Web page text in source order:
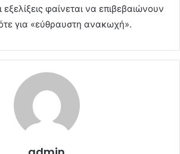
φαίνεται να επιβεβαιώνουν
για «εύθραυστη ανακωχή».